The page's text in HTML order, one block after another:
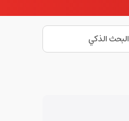
البحث الذكي